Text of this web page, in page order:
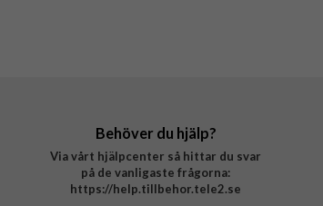
Behöver du hjälp?
Via vårt hjälpcenter så hittar du svar
på de vanligaste frågorna:
https://help.tillbehor.tele2.se